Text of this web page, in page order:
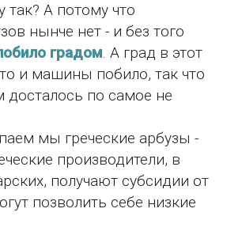
так? А потому что
нынче нет - и без того
градом. А град в этот
и машины побило, так что
по самое не
мы греческие арбузы -
производители, в
получают субсидии от
позволить себе низкие